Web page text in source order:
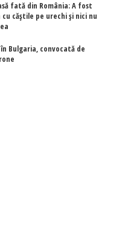
fată din România: A fost
căștile pe urechi și nici nu
Bulgaria, convocată de